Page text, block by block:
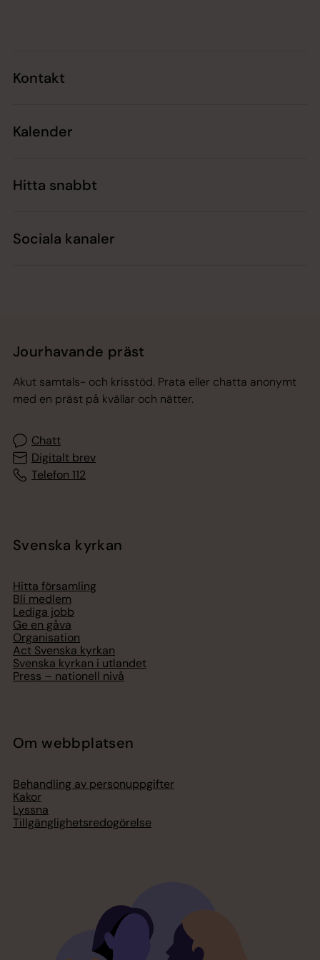
Kontakt
Kalender
Hitta snabbt
Sociala kanaler
Jourhavande präst
Akut samtals- och krisstöd. Prata eller chatta anonymt
med en präst på kvällar och nätter.
Chatt
Digitalt brev
Telefon 112
Svenska kyrkan
Hitta församling
Bli medlem
Lediga jobb
Ge en gåva
Organisation
Act Svenska kyrkan
Svenska kyrkan i utlandet
Press – nationell nivå
Om webbplatsen
Behandling av personuppgifter
Kakor
Lyssna
Tillgänglighetsredogörelse